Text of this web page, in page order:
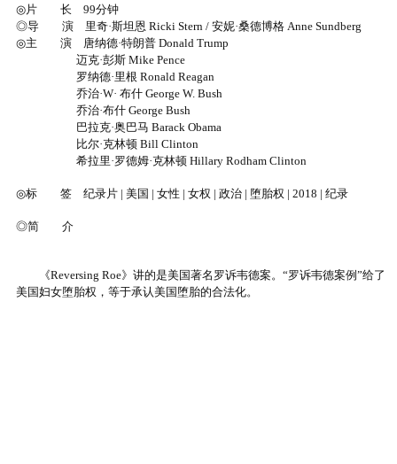
◎片 长 99分钟
◎导 演 里奇·斯坦恩 Ricki Stern / 安妮·桑德博格 Anne Sundberg
◎主 演 唐纳德·特朗普 Donald Trump
迈克·彭斯 Mike Pence
罗纳德·里根 Ronald Reagan
乔治·W· 布什 George W. Bush
乔治·布什 George Bush
巴拉克·奥巴马 Barack Obama
比尔·克林顿 Bill Clinton
希拉里·罗德姆·克林顿 Hillary Rodham Clinton
◎标 签 纪录片 | 美国 | 女性 | 女权 | 政治 | 堕胎权 | 2018 | 纪录
◎简 介
《Reversing Roe》讲的是美国著名罗诉韦德案。“罗诉韦德案例”给了
美国妇女堕胎权，等于承认美国堕胎的合法化。